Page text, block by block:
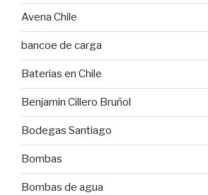
Avena Chile
bancoe de carga
Baterias en Chile
Benjamin Cillero Bruñol
Bodegas Santiago
Bombas
Bombas de agua